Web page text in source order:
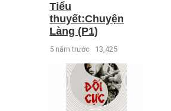
Tiểu
thuyết:Chuyện
Làng (P1)
5 năm trước 13,425